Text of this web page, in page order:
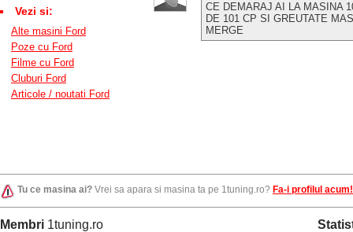
Vezi si:
Alte masini Ford
Poze cu Ford
Filme cu Ford
Cluburi Ford
Articole / noutati Ford
CE DEMARAJ AI LA MASINA
DE 101 CP SI GREUTATE
MERGE
Tu ce masina ai? Vrei sa apara si masina ta pe 1tuning.ro? Fa-i profilul acum!
Membri 1tuning.ro